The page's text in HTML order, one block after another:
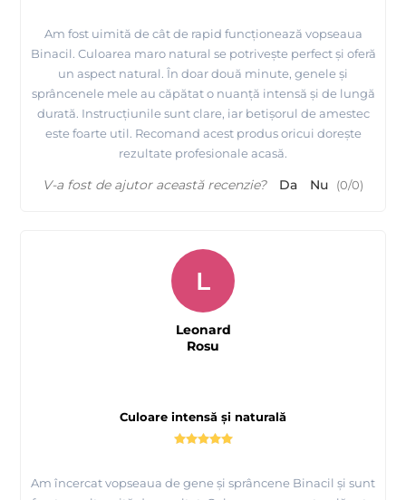
Am fost uimită de cât de rapid funcționează vopseaua
Binacil. Culoarea maro natural se potrivește perfect și oferă
un aspect natural. În doar două minute, genele și
sprâncenele mele au căpătat o nuanță intensă și de lungă
durată. Instrucțiunile sunt clare, iar betișorul de amestec
este foarte util. Recomand acest produs oricui dorește
rezultate profesionale acasă.
V-a fost de ajutor această recenzie? Da Nu (0/0)
Culoare intensă și naturală
Am încercat vopseaua de gene și sprâncene Binacil și sunt
L
Leonard
Rosu